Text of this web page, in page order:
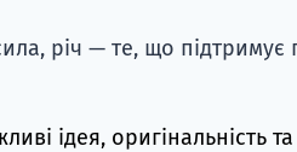
річ — те, що підтримує
ідея, оригінальність